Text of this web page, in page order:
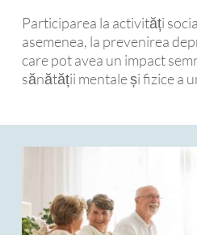
Participarea la activități
asemenea, la prevenirea
care pot avea un impact
sănătății mentale și fizice a